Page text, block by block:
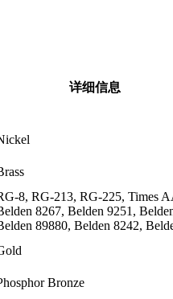
详细信息
8, RG-213, RG-225, Times
8267, Belden 9251,
89880, Belden 8242,
Bronze